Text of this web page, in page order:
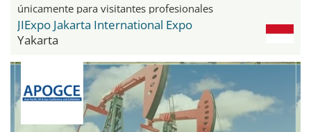
únicamente para visitantes profesionales
JIExpo Jakarta International Expo
Yakarta